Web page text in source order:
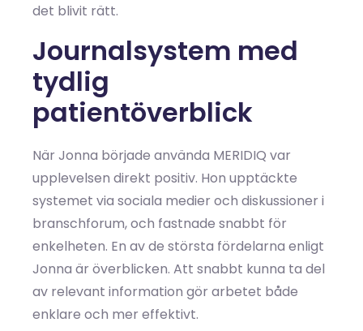
det blivit rätt.
Journalsystem med
tydlig
patientöverblick
När Jonna började använda MERIDIQ var
upplevelsen direkt positiv. Hon upptäckte
systemet via sociala medier och diskussioner i
branschforum, och fastnade snabbt för
enkelheten. En av de största fördelarna enligt
Jonna är överblicken. Att snabbt kunna ta del
av relevant information gör arbetet både
enklare och mer effektivt.